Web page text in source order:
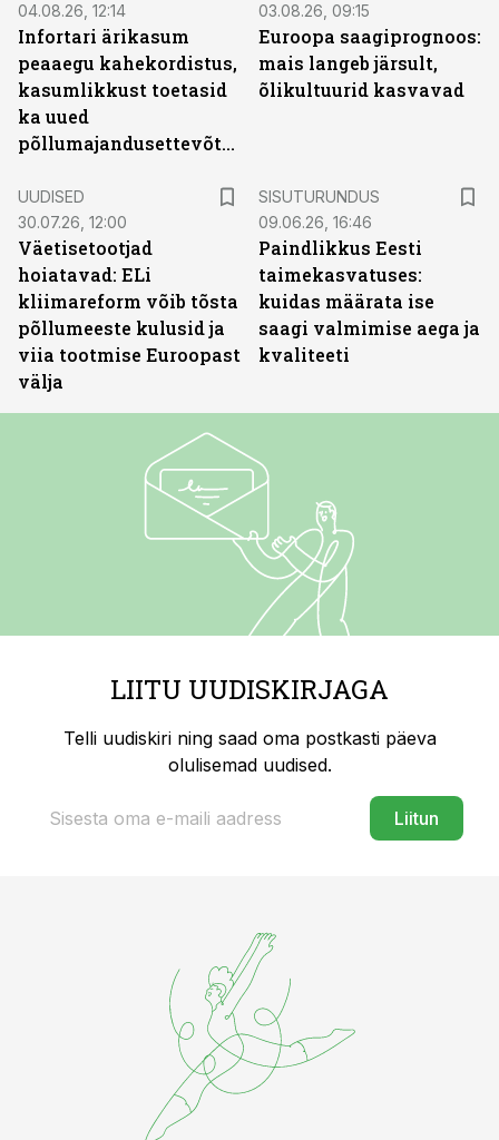
04.08.26, 12:14
Infortari ärikasum
peaaegu kahekordistus,
kasumlikkust toetasid
ka uued
põllumajandusettevõtted
03.08.26, 09:15
Euroopa saagiprognoos:
mais langeb järsult,
õlikultuurid kasvavad
UUDISED
30.07.26, 12:00
Väetisetootjad
hoiatavad: ELi
kliimareform võib tõsta
põllumeeste kulusid ja
viia tootmise Euroopast
välja
SISUTURUNDUS
09.06.26, 16:46
Paindlikkus Eesti
taimekasvatuses:
kuidas määrata ise
saagi valmimise aega ja
kvaliteeti
LIITU UUDISKIRJAGA
Telli uudiskiri ning saad oma postkasti päeva
olulisemad uudised.
Liitun